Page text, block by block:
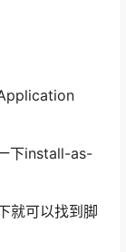
下install-as-
就可以找到脚